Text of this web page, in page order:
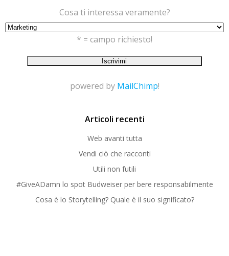
Cosa ti interessa veramente?
* = campo richiesto!
powered by MailChimp!
Articoli recenti
Web avanti tutta
Vendi ciò che racconti
Utili non futili
#GiveADamn lo spot Budweiser per bere responsabilmente
Cosa è lo Storytelling? Quale è il suo significato?